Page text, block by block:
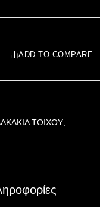
ADD TO COMPARE
ΤΟΙΧΟΥ,